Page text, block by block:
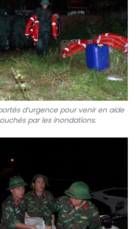
d’urgence pour venir en aide
par les inondations.